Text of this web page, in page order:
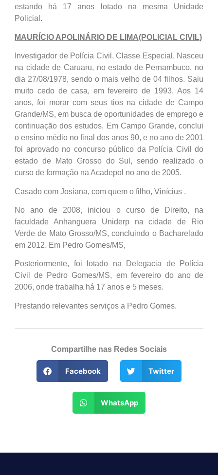
estando há 17 anos lotado na mesma Unidade
Policial.
MAURÍCIO APOLINÁRIO DE LIMA(POLICIAL CIVIL)
Investigador de Polícia Civil, Classe Especial. Nasceu
na cidade de Caruaru, no estado de Pernambuco, no
dia 27/08/1978, sendo o mais velho de 04 filhos. Saiu
muito cedo de casa, em fevereiro de 1993. Aos 14
anos, foi morar com seus tios na cidade de Campo
Grande/MS, em busca de oportunidades de emprego e
continuação dos estudos. Em Campo Grande, conclui
o ensino médio no final dos anos 90, e no ano de 2001
foi aprovado no concurso público da Polícia Civil do
estado de Mato Grosso do Sul, sendo realizado o
curso de formação na Acadepol no ano de 2005.
Casado com Josiana, com quem o filho, Vinícius .
No ano de 2008, iniciou o curso de Direito, na
faculdade Anhanguera Uniderp na cidade de Rio
Verde de Mato Grosso/MS, concluindo o Bacharelado
em 2012. Em Pedro Gomes/MS,
Posteriormente, foi lotado na Delegacia de Polícia
Civil de Pedro Gomes/MS, em fevereiro do ano de
2006, onde trabalha há 17 anos e 5 meses.
Prestando relevantes serviços a Pedro Gomes.
Compartilhe nas Redes Sociais
Facebook Twitter
WhatsApp